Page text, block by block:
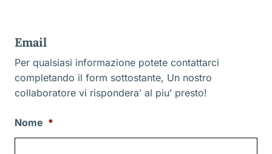
Email
Per qualsiasi informazione potete contattarci
completando il form sottostante, Un nostro
collaboratore vi rispondera’ al piu’ presto!
Nome *